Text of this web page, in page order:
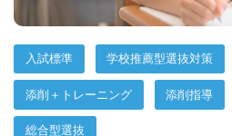
ら
な
る
入試標準 学校推薦型選抜対策
添削＋トレーニング 添削指導
総合型選抜